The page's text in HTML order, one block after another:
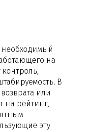
на
В
или
на рейтинг,
эту